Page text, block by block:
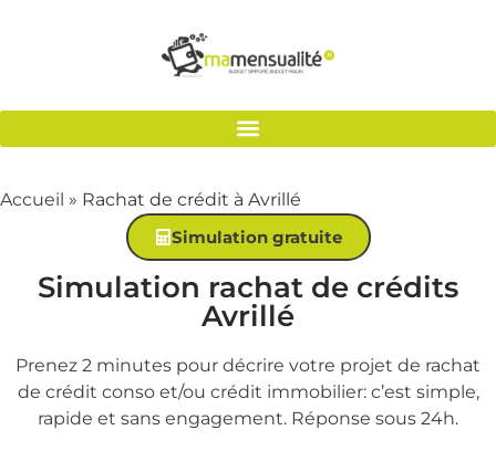
Accueil » Rachat de crédit à Avrillé
Simulation gratuite
Simulation rachat de crédits
Avrillé
Prenez 2 minutes pour décrire votre projet de rachat
de crédit conso et/ou crédit immobilier: c’est simple,
rapide et sans engagement. Réponse sous 24h.